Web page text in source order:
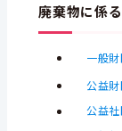
廃棄物に係
一般
公益
公益